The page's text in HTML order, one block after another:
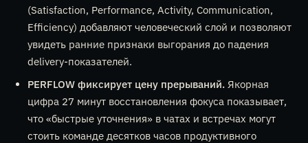
(Satisfaction, Performance, Activity, Communication,
Efficiency) добавляют человеческий слой и позволяют
увидеть ранние признаки выгорания до падения
delivery-показателей.
PERFLOW фиксирует цену прерываний. Якорная
цифра 27 минут восстановления фокуса показывает,
что «быстрые уточнения» в чатах и встречах могут
стоить команде десятков часов продуктивного